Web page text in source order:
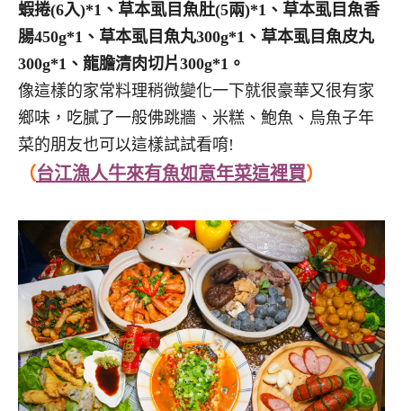
蝦捲(6入)*1、草本虱目魚肚(5兩)*1、草本虱目魚香
腸450g*1、草本虱目魚丸300g*1、草本虱目魚皮丸
300g*1、龍膽清肉切片300g*1。
像這樣的家常料理稍微變化一下就很豪華又很有家
鄉味，吃膩了一般佛跳牆、米糕、鮑魚、烏魚子年
菜的朋友也可以這樣試試看唷!
（台江漁人牛來有魚如意年菜這裡買）